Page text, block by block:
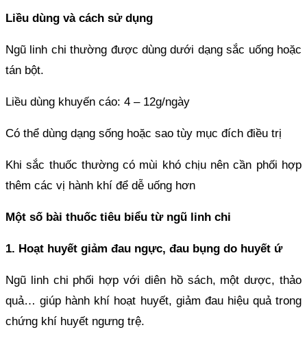
Liều dùng và cách sử dụng
Ngũ linh chi thường được dùng dưới dạng sắc uống hoặc
tán bột.
Liều dùng khuyến cáo: 4 – 12g/ngày
Có thể dùng dạng sống hoặc sao tùy mục đích điều trị
Khi sắc thuốc thường có mùi khó chịu nên cần phối hợp
thêm các vị hành khí để dễ uống hơn
Một số bài thuốc tiêu biểu từ ngũ linh chi
1. Hoạt huyết giảm đau ngực, đau bụng do huyết ứ
Ngũ linh chi phối hợp với diên hồ sách, một dược, thảo
quả… giúp hành khí hoạt huyết, giảm đau hiệu quả trong
chứng khí huyết ngưng trệ.